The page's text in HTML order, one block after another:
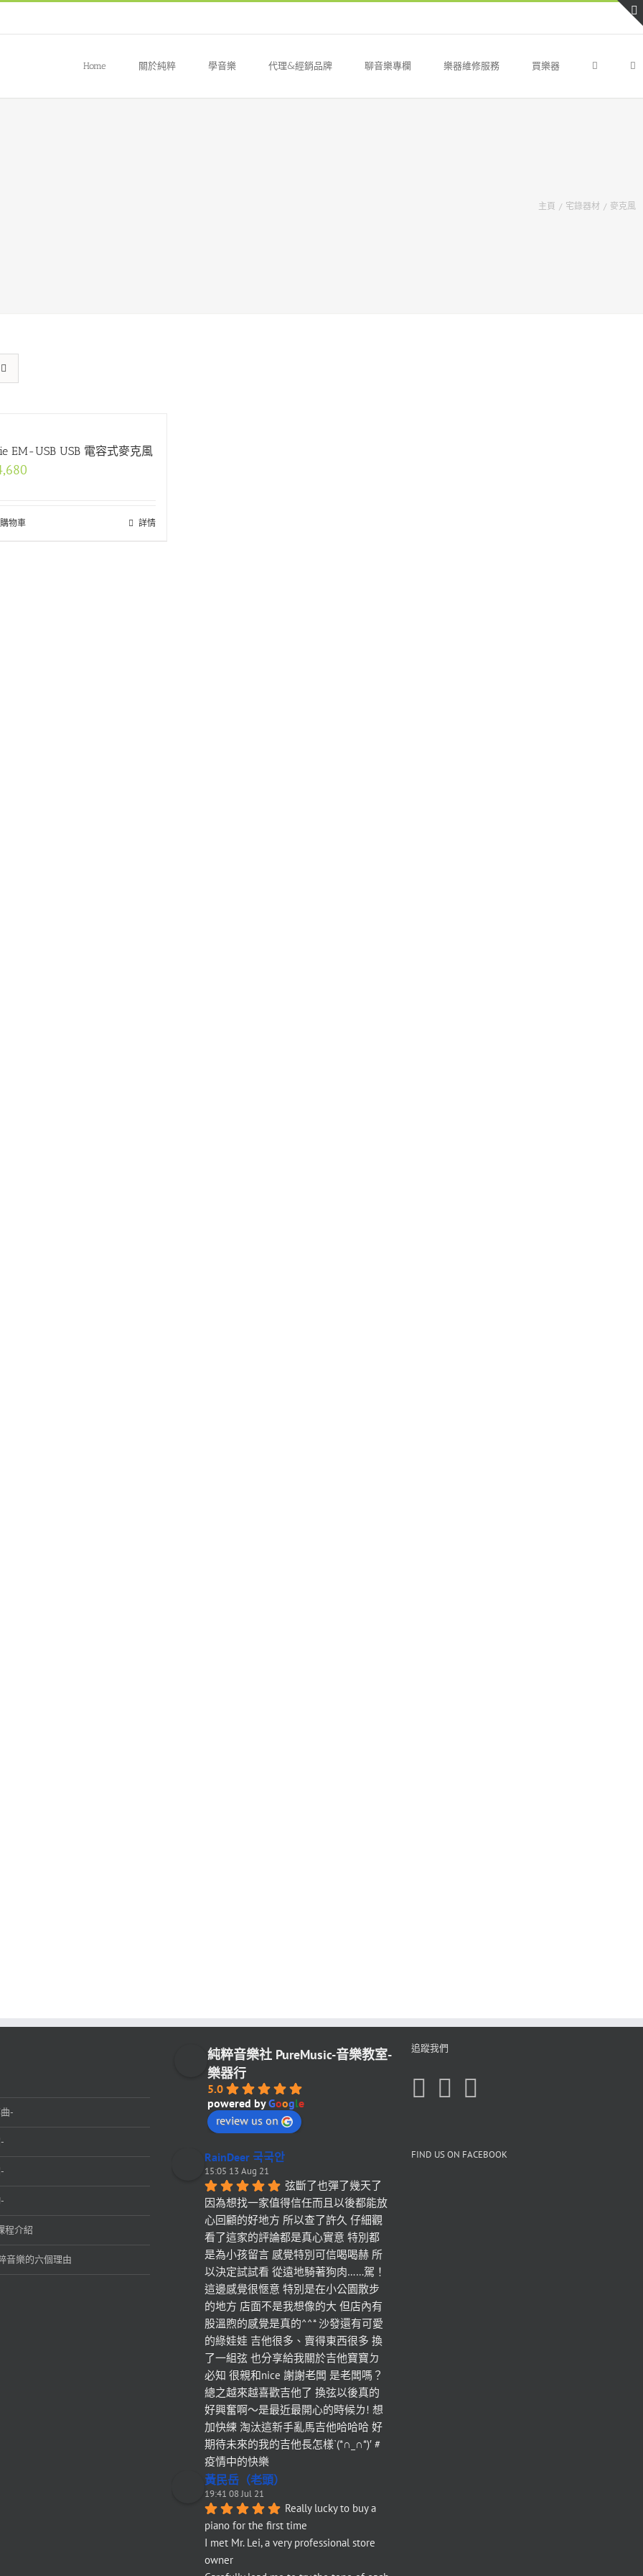
Home 關於純粹 學音樂 代理&經銷品牌 聊音樂專欄 樂器維修服務 買樂器
主頁 / 宅錄器材 / 麥克風
EM-USB USB 電容式麥克風
物車 詳情
-
程介紹
音樂的六個理由
純粹音樂社 PureMusic-音樂教室-
樂器行
5.0
powered byGoogle
review us on
RainDeer 국국안
15:05 13 Aug 21
弦斷了也彈了幾天了
因為想找一家值得信任而且以後都能放
心回顧的好地方 所以查了許久 仔細觀
看了這家的評論都是真心實意 特別都
是為小孩留言 感覺特別可信喝喝赫 所
以決定試試看 從遠地騎著狗肉……駕！
這邊感覺很愜意 特別是在小公園散步
的地方 店面不是我想像的大 但店內有
股溫煦的感覺是真的^^* 沙發還有可愛
的綠娃娃 吉他很多、賣得東西很多 換
了一組弦 也分享給我關於吉他寶寶ㄉ
必知 很親和nice 謝謝老闆 是老闆嗎？
總之越來越喜歡吉他了 換弦以後真的
好興奮啊～是最近最開心的時候ㄌ! 想
加快練 淘汰這新手亂馬吉他哈哈哈 好
期待未來的我的吉他長怎樣`(*∩_∩*)′ #
疫情中的快樂
黃民岳（老頭）
19:41 08 Jul 21
Really lucky to buy a
piano for the first time
I met Mr. Lei, a very professional store
owner
追蹤我們
FIND US ON FACEBOOK